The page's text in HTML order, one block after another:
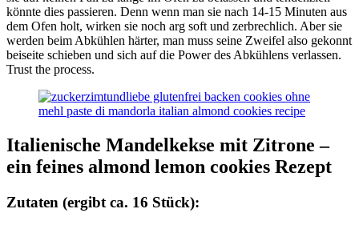
könnte dies passieren. Denn wenn man sie nach 14-15 Minuten aus
dem Ofen holt, wirken sie noch arg soft und zerbrechlich. Aber sie
werden beim Abkühlen härter, man muss seine Zweifel also gekonnt
beiseite schieben und sich auf die Power des Abkühlens verlassen.
Trust the process.
Italienische Mandelkekse mit Zitrone –
ein feines almond lemon cookies Rezept
Zutaten (ergibt ca. 16 Stück):